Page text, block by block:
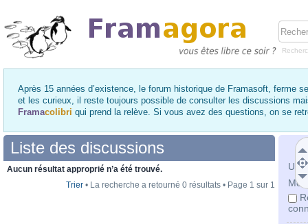
Après 15 années d’existence, le forum historique de Framasoft, ferme
et les curieux, il reste toujours possible de consulter les discussions
Framacolibri qui prend la relève. Si vous avez des questions, on se
Mot
Liste des discussions
Aucun résultat approprié n’a été trouvé.
Trier • La recherche a retourné 0 résultats • Page 1 sur 1